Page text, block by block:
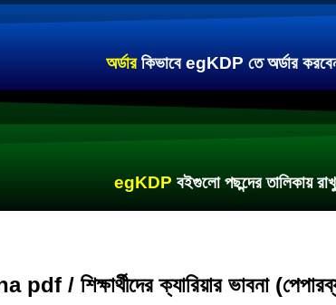
অর্ডার কিভাবে egKDP তে অর্ডার
egKDP বইগুলো পছন্দের তালিকায়
ক্যারিয়ার ভাবনা